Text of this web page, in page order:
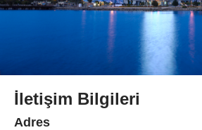
İletişim Bilgileri
Adres